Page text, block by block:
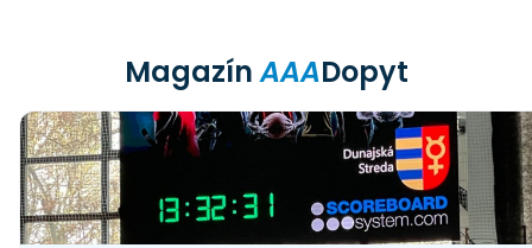
MagazínAAADopyt